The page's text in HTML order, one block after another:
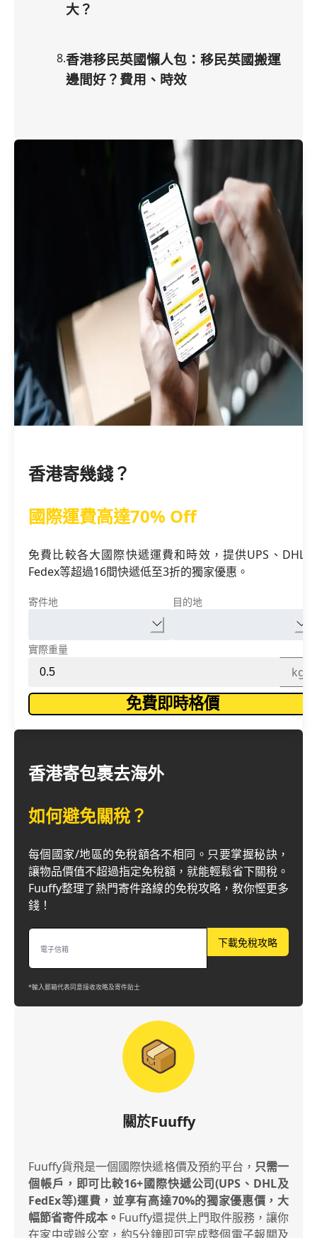
關於Fuuffy
Fuuffy貨飛是一個國際快遞格價及預約平台， 只需一
個帳戶，即可比較16+國際快遞公司(UPS、DHL及
FedEx等)運費，並享有高達70%的獨家優惠價，大
幅節省寄件成本。 Fuuffy還提供上門取件服務，讓你
在家中或辦公室，約5分鐘即可完成整個電子報關及
香港寄包裹去海外
如何避免關稅？
每個國家/地區的免稅額各不相同。只要掌握秘訣，
讓物品價值不超過指定免稅額，就能輕鬆省下關稅。
Fuuffy整理了熱門寄件路線的免稅攻略，教你慳更多
錢！
下載免稅攻略
*輸入郵箱代表同意接收攻略及寄件貼士
香港寄幾錢？
國際運費高達70% Off
免費比較各大國際快遞運費和時效，提供UPS、DHL、
Fedex等超過16間快遞低至3折的獨家優惠。
寄件地 目的地
實際重量
kg
免費即時格價
大？
8.香港移民英國懶人包：移民英國搬運
邊間好？費用、時效